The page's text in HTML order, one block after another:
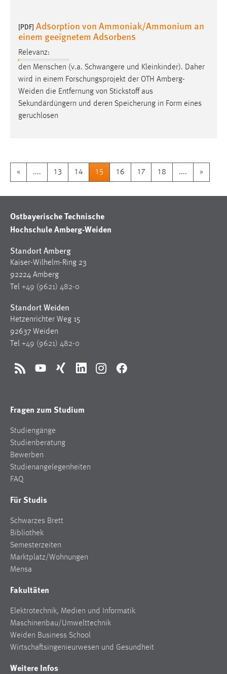
[PDF] Adsorption von Ammoniak/Ammonium an
einem geeignetem Adsorbens
Relevanz:
den Menschen (v.a. Schwangere und Kleinkinder). Daher
wird in einem Forschungsprojekt der OTH Amberg-
Weiden die Entfernung von Stickstoff aus
Sekundärdüngern und deren Speicherung in Form eines
geruchlosen
« .... 13 14 15 16 17 18 .... »
Ostbayerische Technische
Hochschule Amberg-Weiden
Standort Amberg
Kaiser-Wilhelm-Ring 23
92224 Amberg
Tel +49 (9621) 482-0
Standort Weiden
Hetzenrichter Weg 15
92637 Weiden
Tel +49 (9621) 482-0
RSS YouTubeXing LinkedInInstagramFacebook
Fragen zum Studium
Studiengänge
Studienberatung
Bewerben
Studienangelegenheiten
FAQ
Für Studis
Schwarzes Brett
Bibliothek
Semesterzeiten
Marktplatz/Wohnungen
Mensa
Fakultäten
Elektrotechnik, Medien und Informatik
Maschinenbau/Umwelttechnik
Weiden Business School
Wirtschaftsingenieurwesen und Gesundheit
Weitere Infos